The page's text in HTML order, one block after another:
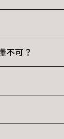
眼鏡」，過濾
不可？
統框架已被
？被看衰的英
。
才能在通膨侵
概念股清單
時需重新評估